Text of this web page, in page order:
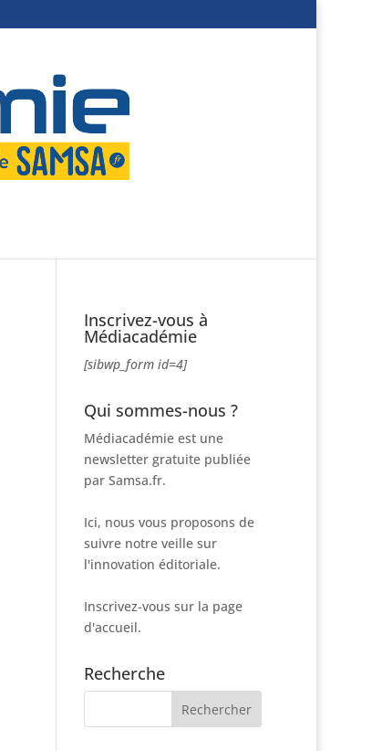
Inscrivez-vous à
Médiacadémie
[sibwp_form id=4]
Qui sommes-nous ?
Médiacadémie est une
newsletter gratuite publiée
par Samsa.fr.
Ici, nous vous proposons de
suivre notre veille sur
l'innovation éditoriale.
Inscrivez-vous sur la page
d'accueil.
Recherche